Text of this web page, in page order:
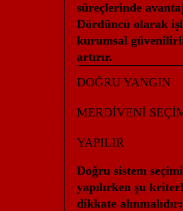
süreçlerinde
Dördüncü olarak
kurumsal
artırır.
DOĞRU YANGIN
MERDİVENİ
YAPILIR
Doğru sistem seçimi
yapılırken şu
dikkate alınmalıdır: